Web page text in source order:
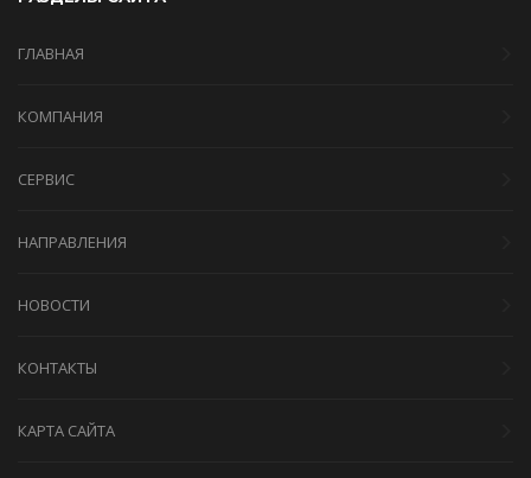
ГЛАВНАЯ
КОМПАНИЯ
СЕРВИС
НАПРАВЛЕНИЯ
НОВОСТИ
КОНТАКТЫ
КАРТА САЙТА